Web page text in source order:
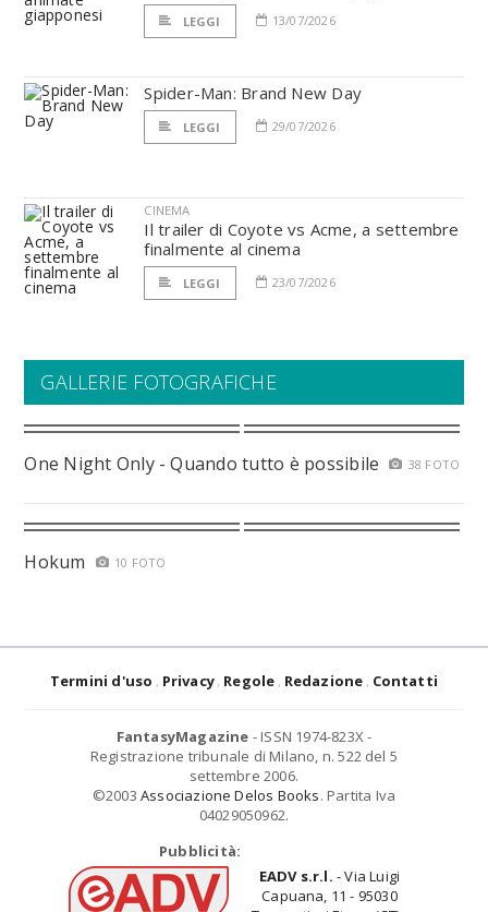
LEGGI 13/07/2026
Spider-Man: Brand New Day
LEGGI 29/07/2026
CINEMA
Il trailer di Coyote vs Acme, a settembre
finalmente al cinema
LEGGI 23/07/2026
GALLERIE FOTOGRAFICHE
One Night Only - Quando tutto è possibile 38 FOTO
Hokum 10 FOTO
Termini d'uso Privacy Regole Redazione Contatti
FantasyMagazine - ISSN 1974-823X -
Registrazione tribunale di Milano, n. 522 del 5
settembre 2006.
©2003 Associazione Delos Books. Partita Iva
04029050962.
Pubblicità:
EADV s.r.l. - Via Luigi
Capuana, 11 - 95030